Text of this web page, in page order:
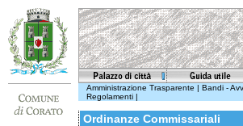
Amministrazione Trasparente | Bandi -
Regolamenti |
Ordinanze Commissariali